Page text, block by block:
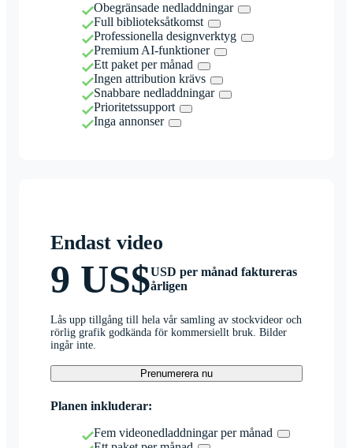
Obegränsade nedladdningar
Full biblioteksåtkomst
Professionella designverktyg
Premium AI-funktioner
Ett paket per månad
Ingen attribution krävs
Snabbare nedladdningar
Prioritetssupport
Inga annonser
Endast video
9 US$USD per månad faktureras
årligen
Lås upp tillgång till hela vår samling av stockvideor och
rörlig grafik godkända för kommersiellt bruk. Bilder
ingår inte.
Prenumerera nu
Planen inkluderar:
Fem videonedladdningar per månad